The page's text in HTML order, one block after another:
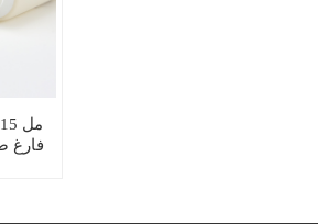
فارغ